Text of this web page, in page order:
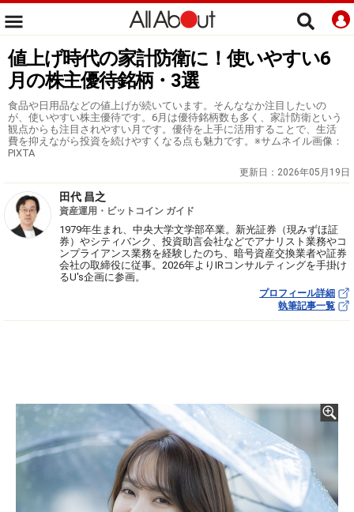
値上げ時代の家計防衛に！使いやすい6
月の株主優待銘柄・3選
食品や日用品などの値上げが続いています。そんななか注目したいの
が、使いやすい株主優待です。6月は優待銘柄数も多く、家計防衛という
観点からも注目されやすい月です。優待を上手に活用することで、生活
費を抑えながら投資を続けやすくなる点も魅力です。※サムネイル画像：
PIXTA
更新日： 2026年05月19日
田代 昌之
資産運用・ビットコイン ガイド
1979年生まれ、中央大学文学部卒業。新光証券（現みずほ証
券）やシティバンク、投資助言会社などでアナリスト業務やコ
ンプライアンス業務を経験したのち、暗号資産交換業者や証券
会社の取締役に従事。2026年よりIRコンサルティングを手掛け
るU's企画に参画。
プロフィール詳細
執筆記事一覧